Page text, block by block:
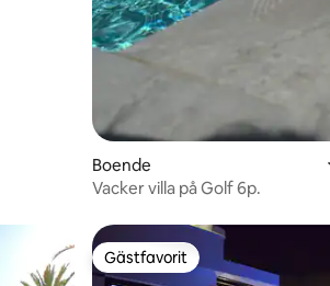
Boende
Vacker villa på Golf 6p.
Gästfavorit
Gästfavorit